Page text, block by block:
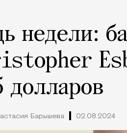
недели:
долларов
Барышева 02.08.2024